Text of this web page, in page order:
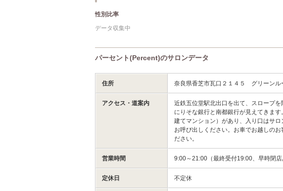
性別比率
データ収集中
パーセント(Percent)のサロンデータ
住所 奈良県香芝市瓦口２１４５ グリーンル
アクセス・道案内
近鉄五位堂駅北出口を出て、スロープ
にりそな銀行と南都銀行が見えてきま
建てマンション）があり、入り口はサ
お呼び出しください。お車でお越しの
ださい。
営業時間 9:00～21:00（最終受付19:00、早時閉店
定休日 不定休